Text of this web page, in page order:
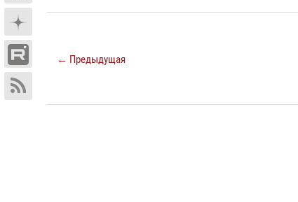
← Предыдущая